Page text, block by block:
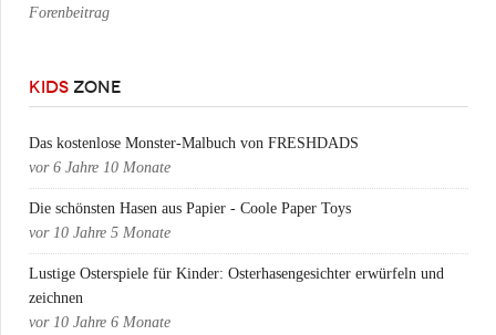
Forenbeitrag
KIDS ZONE
Das kostenlose Monster-Malbuch von FRESHDADS
vor 6 Jahre 10 Monate
Die schönsten Hasen aus Papier - Coole Paper Toys
vor 10 Jahre 5 Monate
Lustige Osterspiele für Kinder: Osterhasengesichter erwürfeln und
zeichnen
vor 10 Jahre 6 Monate